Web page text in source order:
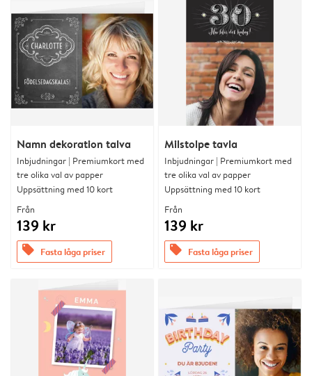
Namn dekoration talva
Inbjudningar | Premiumkort med
tre olika val av papper
Uppsättning med 10 kort
Från
139 kr
offers Fasta låga priser
Milstolpe tavla
Inbjudningar | Premiumkort med
tre olika val av papper
Uppsättning med 10 kort
Från
139 kr
offers Fasta låga priser